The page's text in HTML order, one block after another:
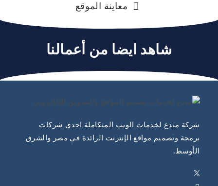
معاينة الموقع
شاهد ايضا من أعمالنا
شركة مبدع لخدمات الويب المتكاملة احدي شركات
برمجة وتصميم مواقع الإنترنت الرائدة في مصر والشرق
الأوسط.